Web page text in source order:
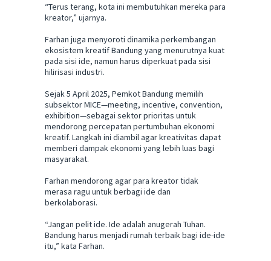
“Terus terang, kota ini membutuhkan mereka para
kreator,” ujarnya.
Farhan juga menyoroti dinamika perkembangan
ekosistem kreatif Bandung yang menurutnya kuat
pada sisi ide, namun harus diperkuat pada sisi
hilirisasi industri.
Sejak 5 April 2025, Pemkot Bandung memilih
subsektor MICE—meeting, incentive, convention,
exhibition—sebagai sektor prioritas untuk
mendorong percepatan pertumbuhan ekonomi
kreatif. Langkah ini diambil agar kreativitas dapat
memberi dampak ekonomi yang lebih luas bagi
masyarakat.
Farhan mendorong agar para kreator tidak
merasa ragu untuk berbagi ide dan
berkolaborasi.
“Jangan pelit ide. Ide adalah anugerah Tuhan.
Bandung harus menjadi rumah terbaik bagi ide-ide
itu,” kata Farhan.